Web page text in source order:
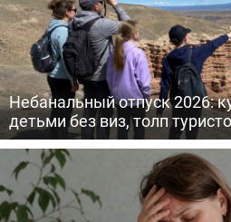
Небанальный отпуск 2026:
детьми без виз, толп